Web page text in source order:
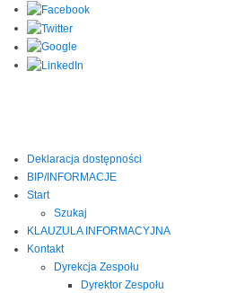
Deklaracja dostępności
BIP/INFORMACJE
Start
Szukaj
KLAUZULA INFORMACYJNA
Kontakt
Dyrekcja Zespołu
Dyrektor Zespołu